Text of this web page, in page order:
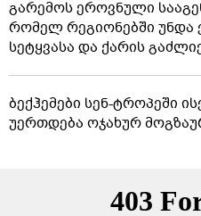
გარემოს ეროვნული
რომელ რეგიონებში
სეტყვასა და ქარის
ბექჰემები სენ-ტროპეში
უერთდება ოჯახურ